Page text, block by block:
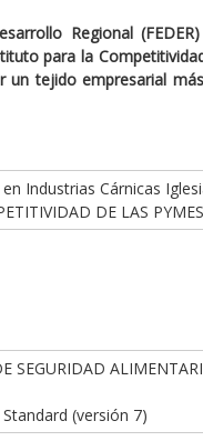
Regional
para la
un tejido empresarial
Industrias Cárnicas
DE LAS
SEGURIDAD
(versión 7)